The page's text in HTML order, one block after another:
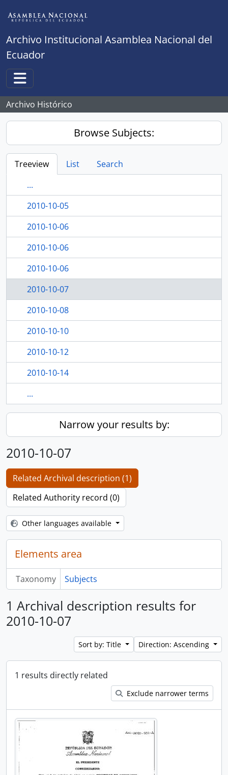
Archivo Institucional Asamblea Nacional del
Ecuador
Toggle navigation
Archivo Histórico
Browse Subjects:
Treeview List
Search
...
2010-10-05
2010-10-06
2010-10-06
2010-10-06
2010-10-07
2010-10-08
2010-10-10
2010-10-12
2010-10-14
...
Narrow your results by:
2010-10-07
Related Archival description (1)
Related Authority record (0)
Other languages available
Elements area
Taxonomy Subjects
1 Archival description results for
2010-10-07
Sort by: Title Direction: Ascending
1 results directly related
Exclude narrower terms